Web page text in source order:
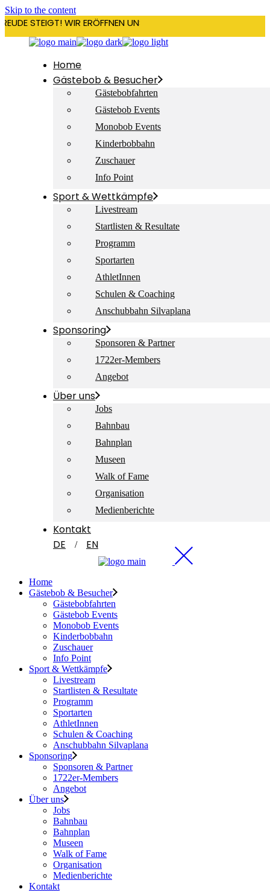
Skip to the content
STEIGT! WIR ERÖFFNEN UNSERE SAISON AM 22.
Home
Gästebob & Besucher
Gästebobfahrten
Gästebob Events
Monobob Events
Kinderbobbahn
Zuschauer
Info Point
Sport & Wettkämpfe
Livestream
Startlisten & Resultate
Programm
Sportarten
AthletInnen
Schulen & Coaching
Anschubbahn Silvaplana
Sponsoring
Sponsoren & Partner
1722er-Members
Angebot
Über uns
Jobs
Bahnbau
Bahnplan
Museen
Walk of Fame
Organisation
Medienberichte
Kontakt
DE
EN
Home
Gästebob & Besucher
Gästebobfahrten
Gästebob Events
Monobob Events
Kinderbobbahn
Zuschauer
Info Point
Sport & Wettkämpfe
Livestream
Startlisten & Resultate
Programm
Sportarten
AthletInnen
Schulen & Coaching
Anschubbahn Silvaplana
Sponsoring
Sponsoren & Partner
1722er-Members
Angebot
Über uns
Jobs
Bahnbau
Bahnplan
Museen
Walk of Fame
Organisation
Medienberichte
Kontakt